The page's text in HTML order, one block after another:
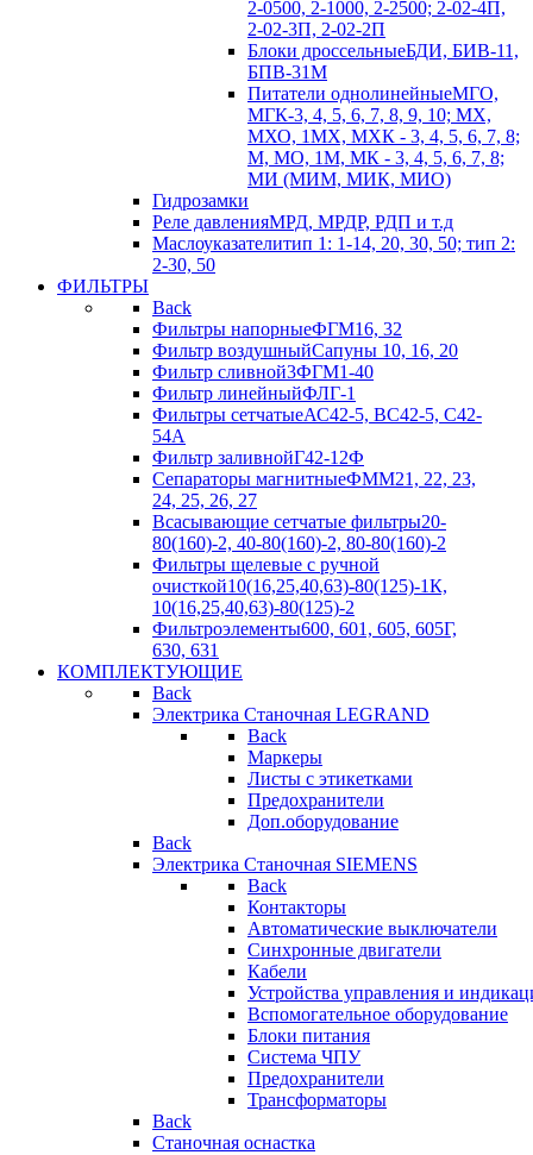
2-0500, 2-1000, 2-2500; 2-02-4П,
2-02-3П, 2-02-2П
Блоки дроссельныеБДИ, БИВ-11,
БПВ-31М
Питатели однолинейныеМГО,
МГК-3, 4, 5, 6, 7, 8, 9, 10; МХ,
МХО, 1МХ, МХК - 3, 4, 5, 6, 7, 8;
М, МО, 1М, МК - 3, 4, 5, 6, 7, 8;
МИ (МИМ, МИК, МИО)
Гидрозамки
Реле давленияМРД, МРДР, РДП и т.д
Маслоуказателитип 1: 1-14, 20, 30, 50; тип 2:
2-30, 50
ФИЛЬТРЫ
Back
Фильтры напорныеФГМ16, 32
Фильтр воздушныйСапуны 10, 16, 20
Фильтр сливной3ФГМ1-40
Фильтр линейныйФЛГ-1
Фильтры сетчатыеАС42-5, ВС42-5, С42-
54А
Фильтр заливнойГ42-12Ф
Сепараторы магнитныеФММ21, 22, 23,
24, 25, 26, 27
Всасывающие сетчатые фильтры20-
80(160)-2, 40-80(160)-2, 80-80(160)-2
Фильтры щелевые с ручной
очисткой10(16,25,40,63)-80(125)-1К,
10(16,25,40,63)-80(125)-2
Фильтроэлементы600, 601, 605, 605Г,
630, 631
КОМПЛЕКТУЮЩИЕ
Back
Электрика Станочная LEGRAND
Back
Маркеры
Листы с этикетками
Предохранители
Доп.оборудование
Back
Электрика Станочная SIEMENS
Back
Контакторы
Автоматические выключатели
Синхронные двигатели
Кабели
Устройства управления и
Вспомогательное оборудование
Блоки питания
Система ЧПУ
Предохранители
Трансформаторы
Back
Станочная оснастка